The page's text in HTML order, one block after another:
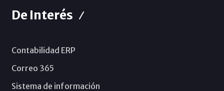
De Interés
Contabilidad ERP
Correo 365
Sistema de información